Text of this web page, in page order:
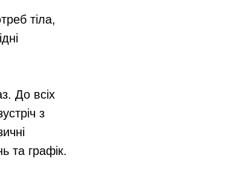
тіла,
До всіх
з
та графік.